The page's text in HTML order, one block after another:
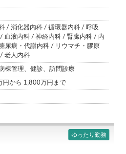
/ 消化器内科 / 循環器内科 / 呼吸
血液内科 / 神経内科 / 腎臓内科 / 内
尿病・代謝内科 / リウマチ・膠原
老人内科
棟管理、健診、訪問診療
円から 1,800万円まで
ゆったり勤務